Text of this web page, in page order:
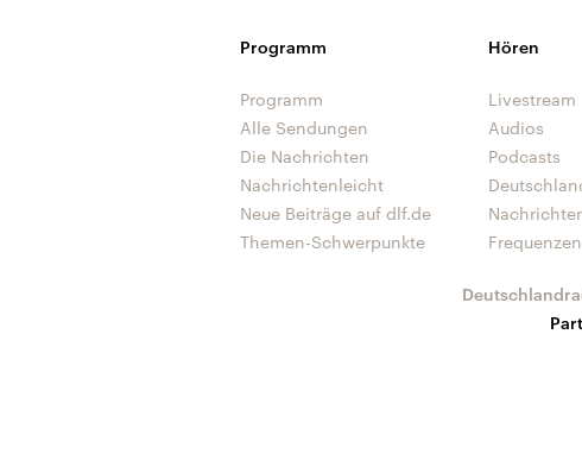
Programm
Programm
Alle Sendungen
Die Nachrichten
Nachrichtenleicht
Neue Beiträge auf dlf.de
Themen-Schwerpunkte
Hören
Livestream
Audios
Podcasts
Frequenzen